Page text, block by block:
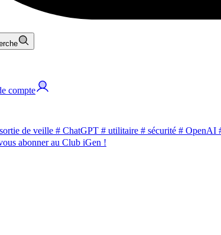
compte
de veille # ChatGPT # utilitaire # sécurité # OpenAI
abonner au Club iGen !